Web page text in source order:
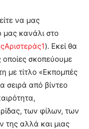
να μας
κανάλι στο
). Εκεί θα
οποίες σκοπεύουμε
με τίτλο «Εκπομπές
σειρά από βίντεο
των φίλων, των
αλλά και μιας